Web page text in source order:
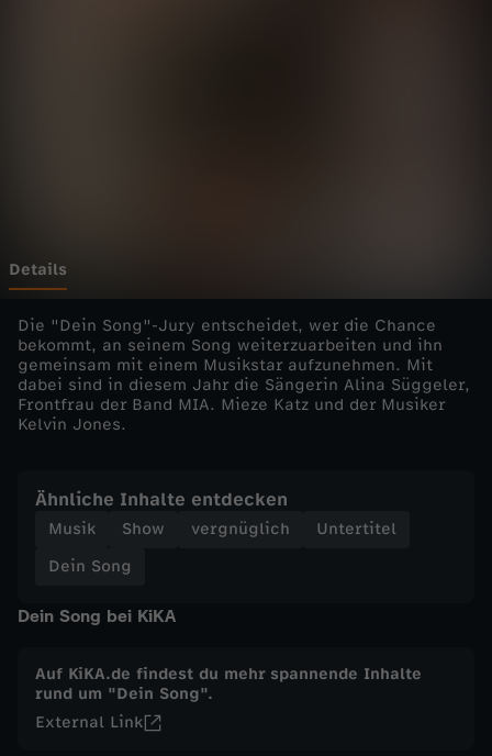
n
e
f
r
e
i
r
Details
Die "Dein Song"-Jury entscheidet, wer die Chance
bekommt, an seinem Song weiterzuarbeiten und ihn
gemeinsam mit einem Musikstar aufzunehmen. Mit
dabei sind in diesem Jahr die Sängerin Alina Süggeler,
Frontfrau der Band MIA. Mieze Katz und der Musiker
Kelvin Jones.
Ähnliche Inhalte entdecken
Musik Show vergnüglich
Untertitel
Dein Song
Dein Song bei KiKA
Auf KiKA.de findest du mehr spannende Inhalte
rund um "Dein Song".
External Link